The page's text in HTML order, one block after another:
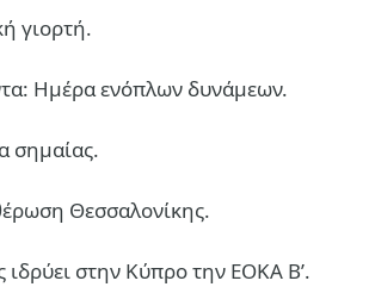
γιορτή.
Ημέρα ενόπλων δυνάμεων.
σημαίας.
Θεσσαλονίκης.
ιδρύει στην Κύπρο την ΕΟΚΑ Β’.